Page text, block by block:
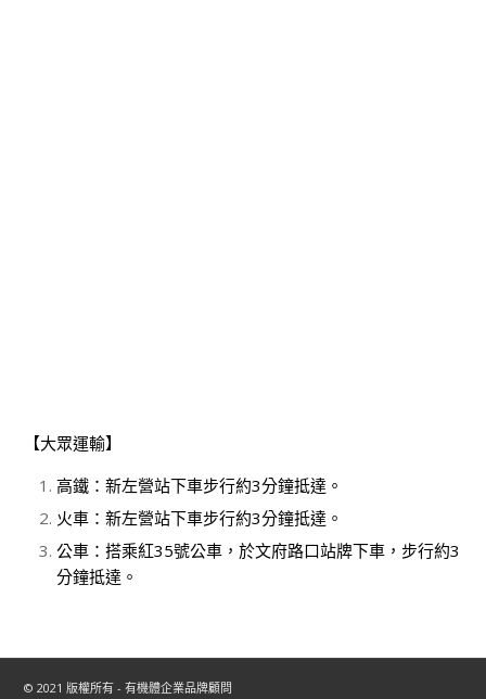
【大眾運輸】
高鐵：新左營站下車步行約3分鐘抵達。
火車：新左營站下車步行約3分鐘抵達。
公車：搭乘紅35號公車，於文府路口站牌下車，步行約3
分鐘抵達。
© 2021 版權所有 - 有機體企業品牌顧問